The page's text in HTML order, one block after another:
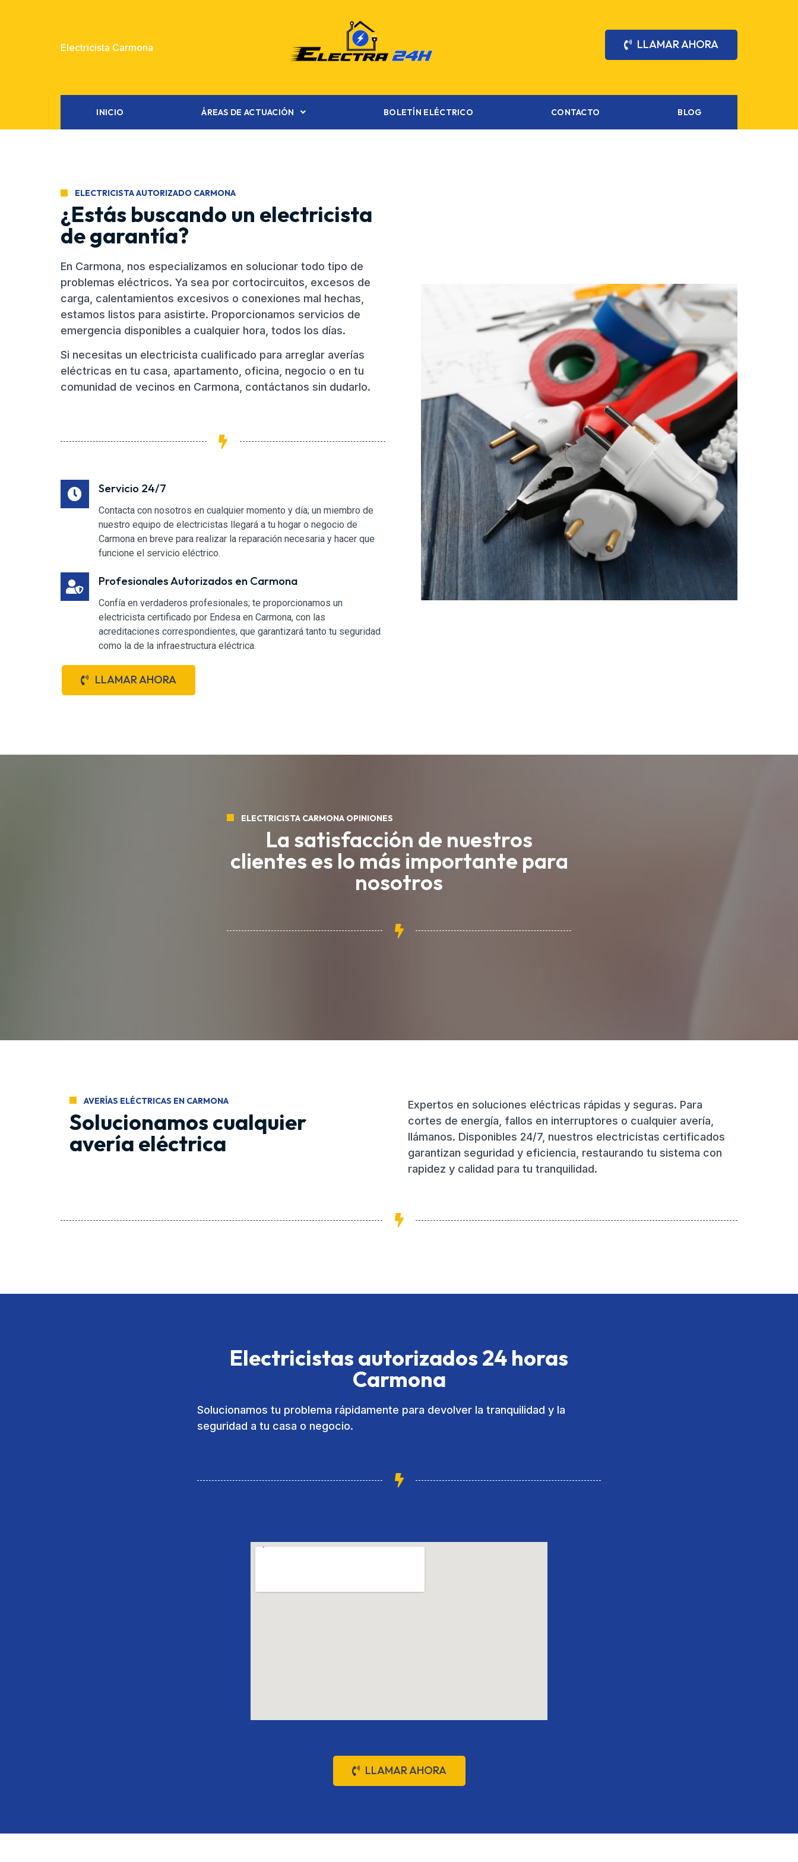
Electricista Carmona LLAMAR AHORA
INICIO ÁREAS DE ACTUACIÓN BOLETÍN ELÉCTRICO CONTACTO BLOG
ELECTRICISTA AUTORIZADO CARMONA
¿Estás buscando un electricista
de garantía?
En Carmona, nos especializamos en solucionar todo tipo de
problemas eléctricos. Ya sea por cortocircuitos, excesos de
carga, calentamientos excesivos o conexiones mal hechas,
estamos listos para asistirte. Proporcionamos servicios de
emergencia disponibles a cualquier hora, todos los días.
Si necesitas un electricista cualificado para arreglar averías
eléctricas en tu casa, apartamento, oficina, negocio o en tu
comunidad de vecinos en Carmona, contáctanos sin dudarlo.
Servicio 24/7
Contacta con nosotros en cualquier momento y día; un miembro de
nuestro equipo de electricistas llegará a tu hogar o negocio de
Carmona en breve para realizar la reparación necesaria y hacer que
funcione el servicio eléctrico.
Profesionales Autorizados en Carmona
Confía en verdaderos profesionales; te proporcionamos un
electricista certificado por Endesa en Carmona, con las
acreditaciones correspondientes, que garantizará tanto tu seguridad
como la de la infraestructura eléctrica.
LLAMAR AHORA
ELECTRICISTA CARMONA OPINIONES
La satisfacción de nuestros
clientes es lo más importante para
nosotros
AVERÍAS ELÉCTRICAS EN CARMONA
Solucionamos cualquier
avería eléctrica
Expertos en soluciones eléctricas rápidas y seguras. Para
cortes de energía, fallos en interruptores o cualquier avería,
llámanos. Disponibles 24/7, nuestros electricistas certificados
garantizan seguridad y eficiencia, restaurando tu sistema con
rapidez y calidad para tu tranquilidad.
Electricistas autorizados 24 horas
Carmona
Solucionamos tu problema rápidamente para devolver la tranquilidad y la
seguridad a tu casa o negocio.
LLAMAR AHORA